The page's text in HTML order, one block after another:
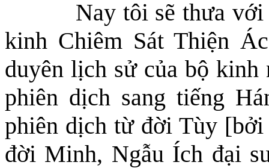
Nay tôi sẽ thưa
kinh Chiêm Sát Thiện
duyên lịch sử của bộ
phiên dịch sang tiếng
phiên dịch từ đời Tùy
đời Minh, Ngẫu Ích đại